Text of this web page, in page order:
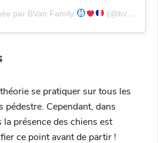
par BVan Family (@bvanfamily)
se pratiquer sur tous les
pédestre. Cependant, dans
présence des chiens est
ce point avant de partir !